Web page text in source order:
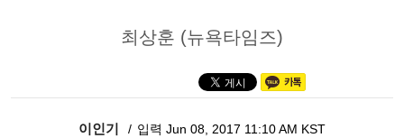
최상훈 (뉴욕타임즈)
이인기 입력 Jun 08, 2017 11:10 AM KST